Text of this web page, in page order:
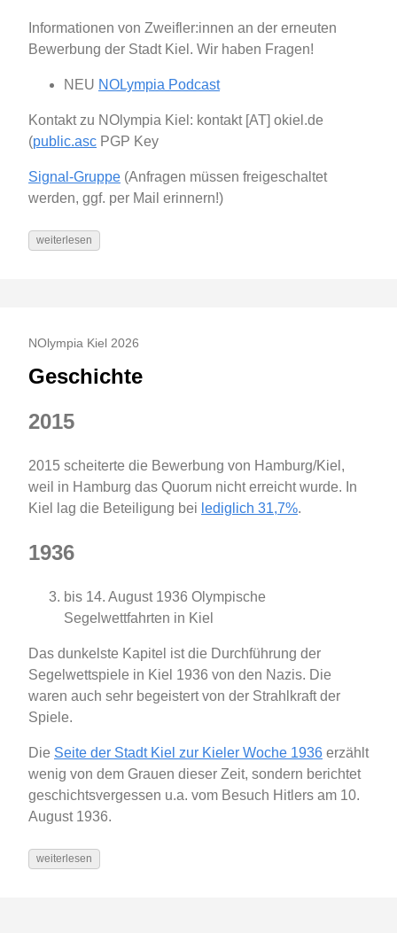
Informationen von Zweifler:innen an der erneuten
Bewerbung der Stadt Kiel. Wir haben Fragen!
NEU NOLympia Podcast
Kontakt zu NOlympia Kiel: kontakt [AT] okiel.de
(public.asc PGP Key
Signal-Gruppe (Anfragen müssen freigeschaltet
werden, ggf. per Mail erinnern!)
weiterlesen
NOlympia Kiel 2026
Geschichte
2015
2015 scheiterte die Bewerbung von Hamburg/Kiel,
weil in Hamburg das Quorum nicht erreicht wurde. In
Kiel lag die Beteiligung bei lediglich 31,7%.
1936
bis 14. August 1936 Olympische
Segelwettfahrten in Kiel
Das dunkelste Kapitel ist die Durchführung der
Segelwettspiele in Kiel 1936 von den Nazis. Die
waren auch sehr begeistert von der Strahlkraft der
Spiele.
Die Seite der Stadt Kiel zur Kieler Woche 1936 erzählt
wenig von dem Grauen dieser Zeit, sondern berichtet
geschichtsvergessen u.a. vom Besuch Hitlers am 10.
August 1936.
weiterlesen